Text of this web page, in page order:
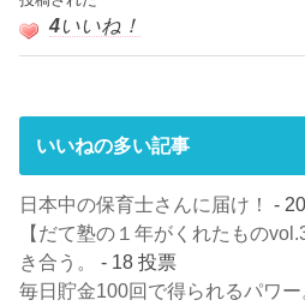
4いいね！
いいねの多い記事
日本中の保育士さんに届け！
-
【だて塾の１年がくれたもの
き合う。
- 18 投票
毎日貯金100回で得られるパワー